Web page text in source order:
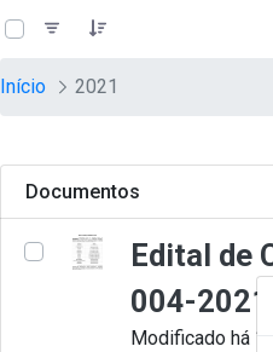
Pular para o Conteúdo principal
teste descricao
Início 2021
Documentos
Edital de
004-2021
Modificado há